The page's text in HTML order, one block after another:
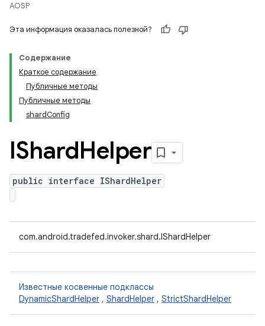
AOSP
Эта информация оказалась полезной?
Содержание
Краткое содержание
Публичные методы
Публичные методы
shardConfig
IShardHelper
public interface IShardHelper
com.android.tradefed.invoker.shard.IShardHelper
Известные косвенные подклассы
DynamicShardHelper , ShardHelper , StrictShardHelper